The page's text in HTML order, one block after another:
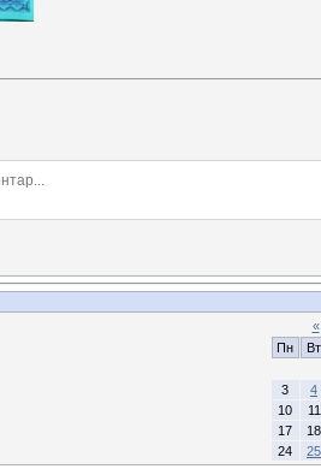
«
Пн
Вт
3
4
10
11
17
18
24
25